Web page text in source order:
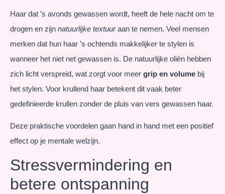
Haar dat ’s avonds gewassen wordt, heeft de hele nacht om te
drogen en zijn natuurlijke textuuraan te nemen. Veel mensen
merken dat hun haar ’s ochtends makkelijker te stylen is
wanneer het niet net gewassen is. De natuurlijke oliën hebben
zich licht verspreid, wat zorgt voor meer grip en volume bij
het stylen. Voor krullend haar betekent dit vaak beter
gedefinieerde krullen zonder de pluis van vers gewassen haar.
Deze praktische voordelen gaan hand in hand met een positief
effect op je mentale welzijn.
Stressvermindering en
betere ontspanning